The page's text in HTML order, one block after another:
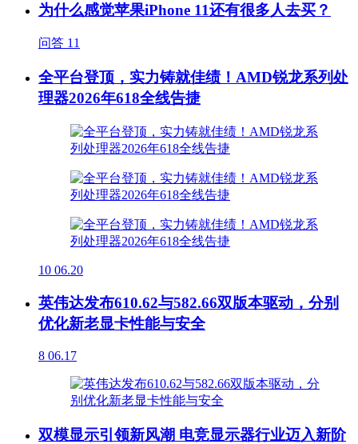
为什么感觉苹果iPhone 11还有很多人去买？
问答 11
全平台登顶，实力铸就佳绩！AMD锐龙系列处
理器2026年618全线告捷
10 06.20
英伟达发布610.62与582.66双版本驱动，分别
优化新老显卡性能与安全
8 06.17
双模显示引领新风潮 电竞显示器行业迈入新阶